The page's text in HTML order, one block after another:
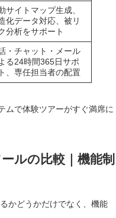
サイトマップ生成、
化データ対応、被リ
分析をサポート
・チャット・メール
る24時間365日サポ
、専任担当者の配置
ムで体験ツアーがすぐ満席に
ルの比較｜機能制
かどうかだけでなく、機能